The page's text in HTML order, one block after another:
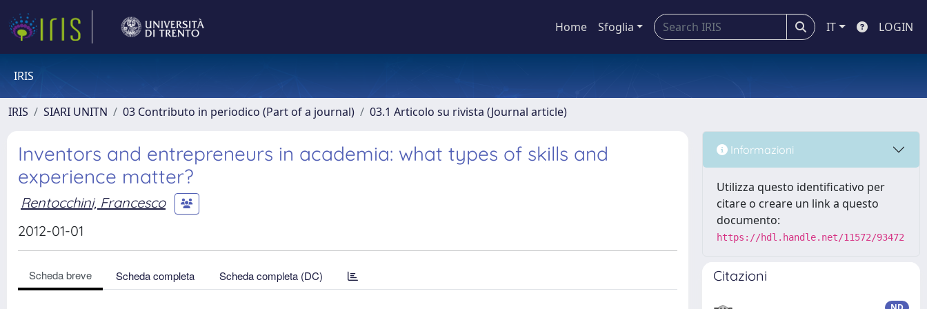
Home Sfoglia IT LOGIN
IRIS
IRIS SIARI UNITN 03 Contributo in periodico (Part of a journal) 03.1 Articolo su rivista (Journal article)
Inventors and entrepreneurs in academia: what types of skills and
experience matter?
Rentocchini, Francesco
2012-01-01
Scheda breve Scheda completa Scheda completa (DC)
Informazioni
Utilizza questo identificativo per
citare o creare un link a questo
documento:
https://hdl.handle.net/11572/93472
Citazioni